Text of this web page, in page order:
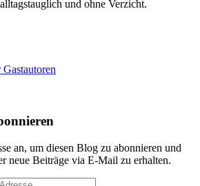
und ohne Verzicht.
an, um diesen Blog zu abonnieren und
neue Beiträge via E-Mail zu erhalten.